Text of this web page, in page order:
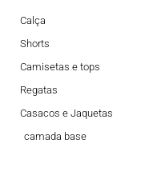
Calça
Shorts
Camisetas e tops
Regatas
Casacos e Jaquetas
camada base